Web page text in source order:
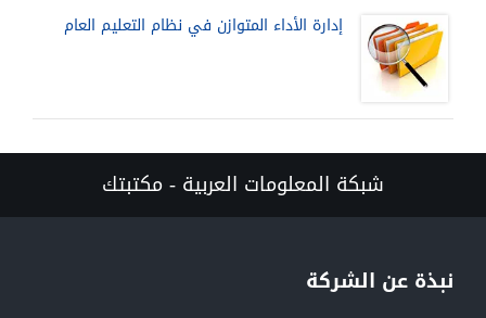
إدارة الأداء المتوازن في نظام التعليم العام
شبكة المعلومات العربية - مكتبتك
نبذة عن الشركة